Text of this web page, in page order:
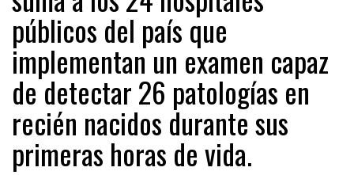
públicos del país que
implementan un examen capaz
de detectar 26 patologías en
recién nacidos durante sus
primeras horas de vida.